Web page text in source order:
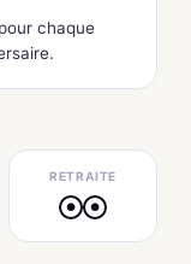
chaque
RETRAITE
● ●